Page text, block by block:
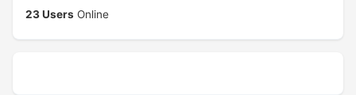
23 Users Online